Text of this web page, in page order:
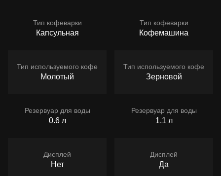
Тип кофеварки
Капсульная
Тип используемого кофе
Молотый
Резервуар для воды
0.6 л
Дисплей
Нет
Тип кофеварки
Кофемашина
Тип используемого кофе
Зерновой
Резервуар для воды
1.1 л
Дисплей
Да